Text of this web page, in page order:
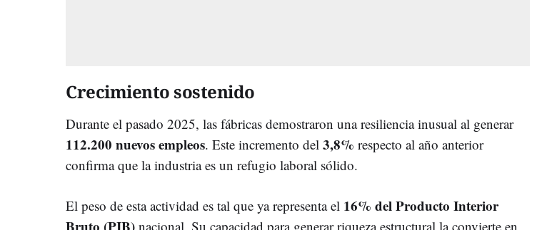
Crecimiento sostenido
Durante el pasado 2025, las fábricas demostraron una resiliencia inusual al generar
112.200 nuevos empleos. Este incremento del 3,8% respecto al año anterior
confirma que la industria es un refugio laboral sólido.
El peso de esta actividad es tal que ya representa el 16% del Producto Interior
Bruto (PIB) nacional. Su capacidad para generar riqueza estructural la convierte en